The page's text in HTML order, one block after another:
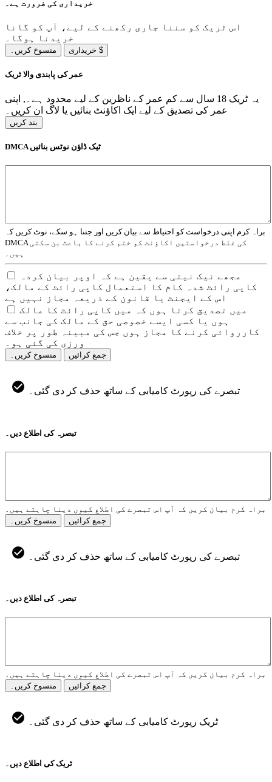
خریداری کی ضرورت ہے۔
اس ٹریک کو سننا جاری رکھنے کے لیے، آپ کو گانا
خریدنا ہوگا۔
منسوخ کریں۔ خریداری $
عمر کی پابندی والا ٹریک
یہ ٹریک 18 سال سے کم عمر کے ناظرین کے لیے محدود ہے۔, اپنی
عمر کی تصدیق کے لیے ایک اکاؤنٹ بنائیں یا لاگ ان کریں۔
بند کریں
DMCA ٹیک ڈاؤن نوٹس بنائیں
براہ کرم اپنی درخواست کو احتیاط سے بیان کریں اور جتنا ہو سکے، نوٹ کریں کہ
DMCA کی غلط درخواستیں اکاؤنٹ کو ختم کرنے کا باعث بن سکتی
ہیں۔
مجھے نیک نیتی سے یقین ہے کہ اوپر بیان کردہ
کاپی رائٹ شدہ کام کا استعمال کاپی رائٹ کے مالک،
اس کے ایجنٹ یا قانون کے ذریعہ مجاز نہیں ہے
میں تصدیق کرتا ہوں کہ میں کاپی رائٹ کا مالک
ہوں یا کسی ایسے خصوصی حق کے مالک کی جانب سے
کارروائی کرنے کا مجاز ہوں جس کی مبینہ طور پر خلاف
ورزی کی گئی ہو۔
منسوخ کریں۔ جمع کرائیں
تبصرے کی رپورٹ کامیابی کے ساتھ حذف کر دی گئی۔
تبصرہ کی اطلاع دیں۔
براہ کرم بیان کریں کہ آپ اس تبصرے کی اطلاع کیوں دینا چاہتے ہیں۔
منسوخ کریں۔
جمع کرائیں
تبصرے کی رپورٹ کامیابی کے ساتھ حذف کر دی گئی۔
تبصرہ کی اطلاع دیں۔
براہ کرم بیان کریں کہ آپ اس تبصرے کی اطلاع کیوں دینا چاہتے ہیں۔
منسوخ کریں۔
جمع کرائیں
ٹریک رپورٹ کامیابی کے ساتھ حذف کر دی گئی۔
ٹریک کی اطلاع دیں۔